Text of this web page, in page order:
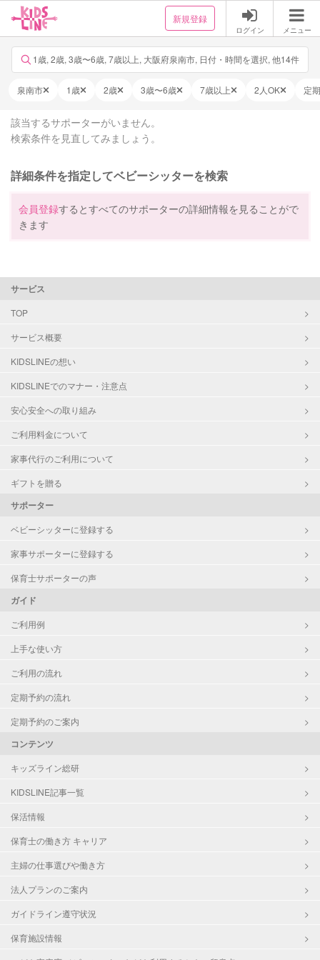
新規登録
ログイン メニュー
1歳, 2歳, 3歳〜6歳, 7歳以上, 大阪府泉南市, 日付・時間を選択, 他14件
泉南市 1歳 2歳 3歳〜6歳 7歳以上 2人OK 定
該当するサポーターがいません。
検索条件を見直してみましょう。
詳細条件を指定してベビーシッターを検索
会員登録するとすべてのサポーターの詳細情報を見ることがで
きます
サービス
TOP
サービス概要
KIDSLINEの想い
KIDSLINEでのマナー・注意点
安心安全への取り組み
ご利用料金について
家事代行のご利用について
ギフトを贈る
サポーター
ベビーシッターに登録する
家事サポーターに登録する
保育士サポーターの声
ガイド
ご利用例
上手な使い方
ご利用の流れ
定期予約の流れ
定期予約のご案内
コンテンツ
キッズライン総研
KIDSLINE記事一覧
保活情報
保育士の働き方 キャリア
主婦の仕事選びや働き方
法人プランのご案内
ガイドライン遵守状況
保育施設情報